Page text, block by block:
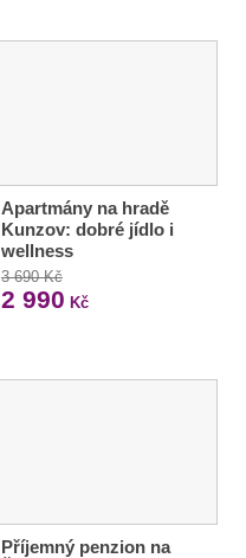
Apartmány na hradě
Kunzov: dobré jídlo i
wellness
3 690 Kč
2 990 Kč
Příjemný penzion na